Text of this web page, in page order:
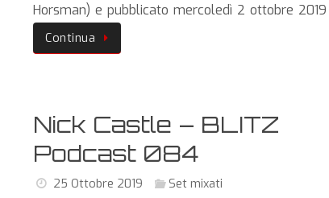
Horsman) e pubblicato mercoledì 2 ottobre 2019
Continua
Nick Castle – BLITZ
Podcast 084
25 Ottobre 2019
Set mixati